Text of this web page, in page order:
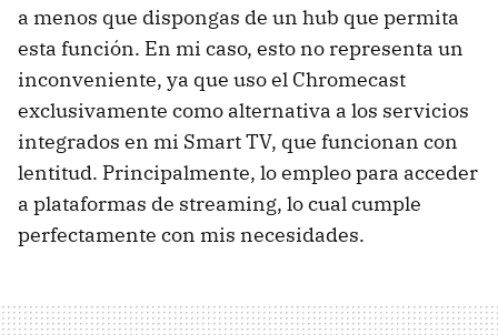
a menos que dispongas de un hub que permita
esta función. En mi caso, esto no representa un
inconveniente, ya que uso el Chromecast
exclusivamente como alternativa a los servicios
integrados en mi Smart TV, que funcionan con
lentitud. Principalmente, lo empleo para acceder
a plataformas de streaming, lo cual cumple
perfectamente con mis necesidades.